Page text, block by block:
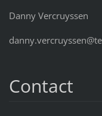
Danny Vercruyssen
Contact